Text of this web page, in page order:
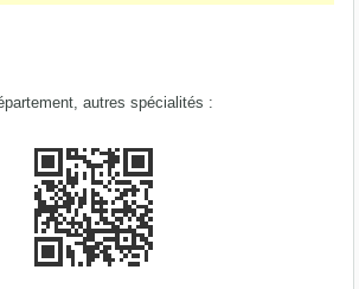
autres spécialités :